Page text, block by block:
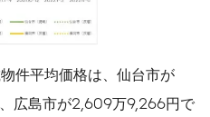
件平均価格は、仙台市が
広島市が2,609万9,266円で